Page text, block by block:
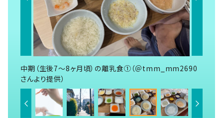
中期（生後7～8ヶ月頃）の離乳食①（＠tmm_mm2690
さんより提供）